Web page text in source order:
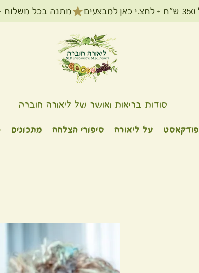
מתנה בכל משלוח + משלוח
סודות בריאות ואושר של ליאורה חוברה
פודקאסט על ליאורה סיפורי הצלחה מתכונים